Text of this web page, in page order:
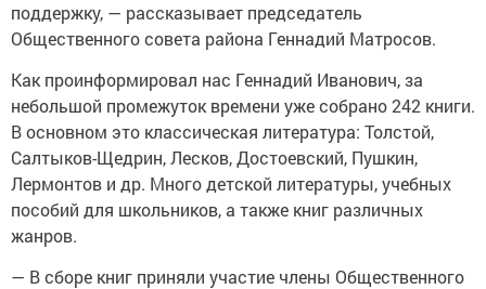
поддержку, — рассказывает председатель
Общественного совета района Геннадий Матросов.
Как проинформировал нас Геннадий Иванович, за
небольшой промежуток времени уже собрано 242 книги.
В основном это классическая литература: Толстой,
Салтыков-Щедрин, Лесков, Достоевский, Пушкин,
Лермонтов и др. Много детской литературы, учебных
пособий для школьников, а также книг различных
жанров.
— В сборе книг приняли участие члены Общественного